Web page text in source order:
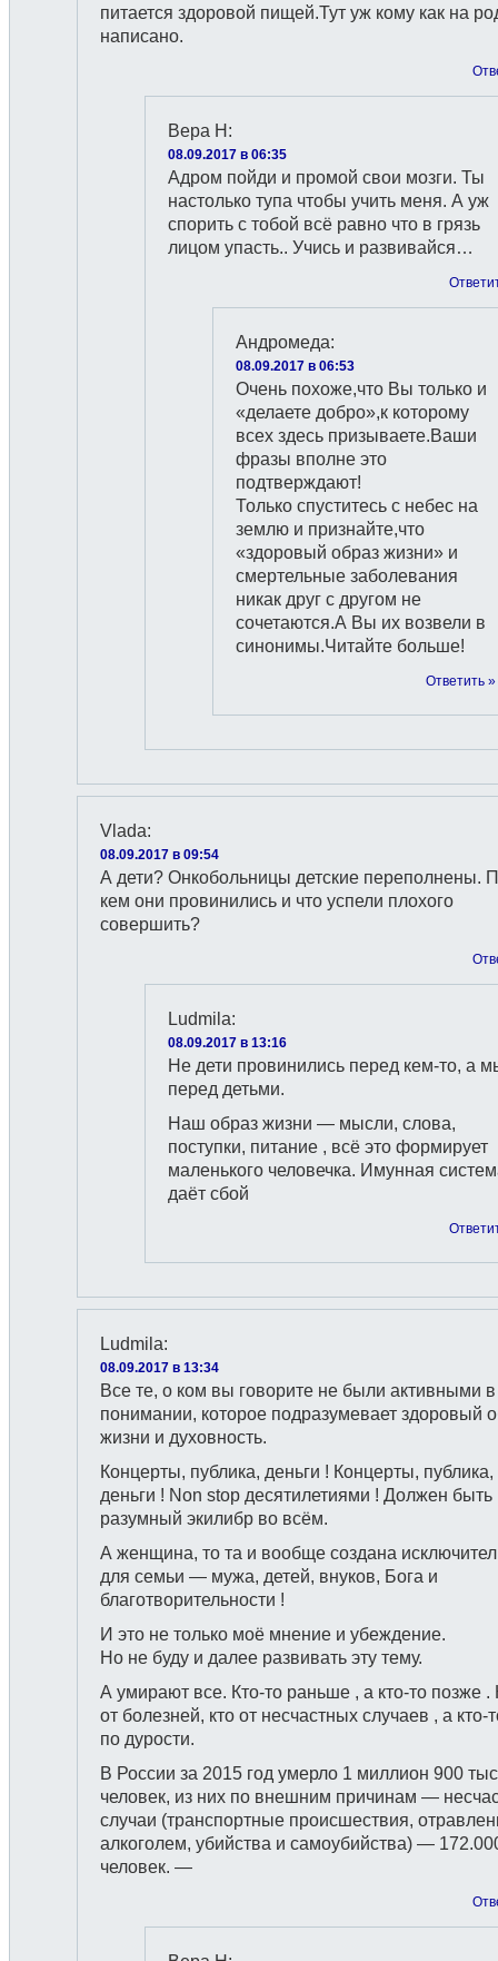
питается здоровой пищей.Тут уж кому как на
написано.
Вера Н :
08.09.2017 в 06:35
Адром пойди и промой свои мозги. Ты
настолько тупа чтобы учить меня. А уж
спорить с тобой всё равно что в грязь
лицом упасть.. Учись и развивайся…
Андромеда:
08.09.2017 в 06:53
Очень похоже,что Вы только и
«делаете добро»,к которому
всех здесь призываете.Ваши
фразы вполне это
подтверждают!
Только спуститесь с небес на
землю и признайте,что
«здоровый образ жизни» и
смертельные заболевания
никак друг с другом не
сочетаются.А Вы их возвели в
синонимы.Читайте больше!
Ответить »
Vlada:
08.09.2017 в 09:54
А дети? Онкобольницы детские переполнены.
кем они провинились и что успели плохого
совершить?
Ludmila:
08.09.2017 в 13:16
Не дети провинились перед кем-то, а
перед детьми.
Наш образ жизни — мысли, слова,
поступки, питание , всё это формирует
маленького человечка. Имунная
даёт сбой
Ludmila:
08.09.2017 в 13:34
Все те, о ком вы говорите не были активными
понимании, которое подразумевает здоровый
жизни и духовность.
Концерты, публика, деньги ! Концерты, публика,
деньги ! Non stop десятилетиями ! Должен быть
разумный экилибр во всём.
А женщина, то та и вообще создана
для семьи — мужа, детей, внуков, Бога и
благотворительности !
И это не только моё мнение и убеждение.
Но не буду и далее развивать эту тему.
А умирают все. Кто-то раньше , а кто-то позже .
от болезней, кто от несчастных случаев , а кто-
по дурости.
В России за 2015 год умерло 1 миллион 900
человек, из них по внешним причинам —
случаи (транспортные происшествия,
алкоголем, убийства и самоубийства) —
человек. —